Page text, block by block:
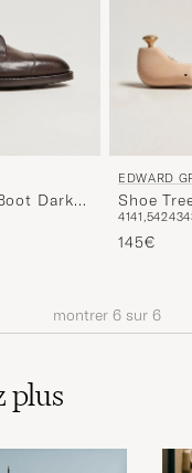
Dark
EDWARD
Shoe
4141,54243
145€
montrer 6 sur 6
plus